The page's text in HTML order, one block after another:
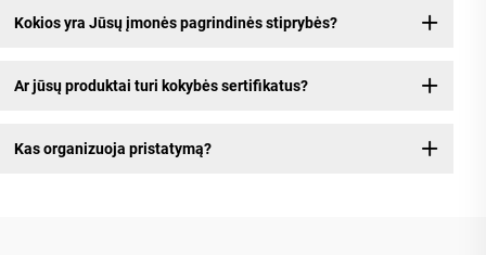
Kokios yra Jūsų įmonės pagrindinės stiprybės?
Ar jūsų produktai turi kokybės sertifikatus?
Kas organizuoja pristatymą?